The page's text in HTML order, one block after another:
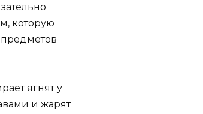
которую
ягнят у
и жарят